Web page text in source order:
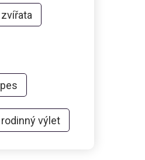
zvířata
pes
rodinný výlet